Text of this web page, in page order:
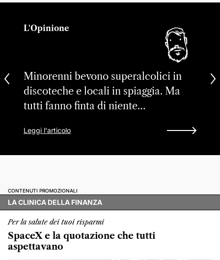
L'Opinione
Minorenni bevono superalcolici in
discoteche e locali in spiaggia. Ma
tutti fanno finta di niente…
Leggi l'articolo
CONTENUTI PROMOZIONALI
LA CLINICA DELLA FINANZA
Per la salute dei tuoi risparmi
SpaceX e la quotazione che tutti
aspettavano